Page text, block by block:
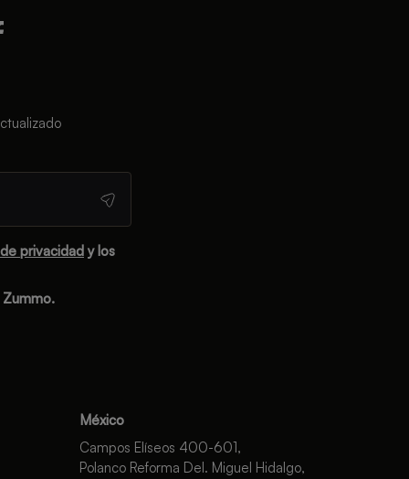
privacidad y los
México
Campos Elíseos 400-601,
Polanco Reforma Del. Miguel Hidalgo,